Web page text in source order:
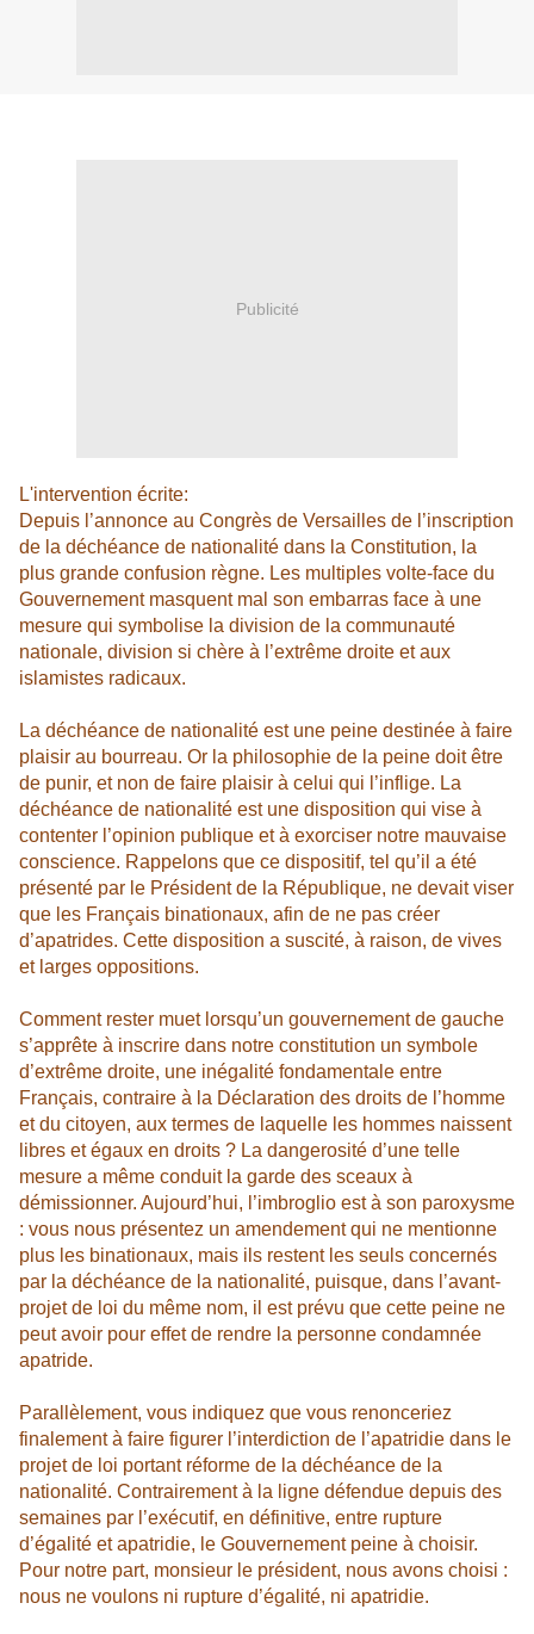
Publicité
L'intervention écrite:
Depuis l’annonce au Congrès de Versailles de l’inscription
de la déchéance de nationalité dans la Constitution, la
plus grande confusion règne. Les multiples volte-face du
Gouvernement masquent mal son embarras face à une
mesure qui symbolise la division de la communauté
nationale, division si chère à l’extrême droite et aux
islamistes radicaux.
La déchéance de nationalité est une peine destinée à faire
plaisir au bourreau. Or la philosophie de la peine doit être
de punir, et non de faire plaisir à celui qui l’inflige. La
déchéance de nationalité est une disposition qui vise à
contenter l’opinion publique et à exorciser notre mauvaise
conscience. Rappelons que ce dispositif, tel qu’il a été
présenté par le Président de la République, ne devait viser
que les Français binationaux, afin de ne pas créer
d’apatrides. Cette disposition a suscité, à raison, de vives
et larges oppositions.
Comment rester muet lorsqu’un gouvernement de gauche
s’apprête à inscrire dans notre constitution un symbole
d’extrême droite, une inégalité fondamentale entre
Français, contraire à la Déclaration des droits de l’homme
et du citoyen, aux termes de laquelle les hommes naissent
libres et égaux en droits ? La dangerosité d’une telle
mesure a même conduit la garde des sceaux à
démissionner. Aujourd’hui, l’imbroglio est à son paroxysme
: vous nous présentez un amendement qui ne mentionne
plus les binationaux, mais ils restent les seuls concernés
par la déchéance de la nationalité, puisque, dans l’avant-
projet de loi du même nom, il est prévu que cette peine ne
peut avoir pour effet de rendre la personne condamnée
apatride.
Parallèlement, vous indiquez que vous renonceriez
finalement à faire figurer l’interdiction de l’apatridie dans le
projet de loi portant réforme de la déchéance de la
nationalité. Contrairement à la ligne défendue depuis des
semaines par l’exécutif, en définitive, entre rupture
d’égalité et apatridie, le Gouvernement peine à choisir.
Pour notre part, monsieur le président, nous avons choisi :
nous ne voulons ni rupture d’égalité, ni apatridie.